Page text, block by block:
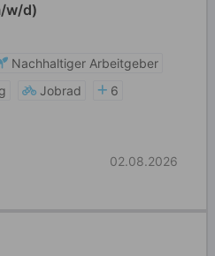
w/d)
Nachhaltiger Arbeitgeber
Jobrad
6
02.08.2026